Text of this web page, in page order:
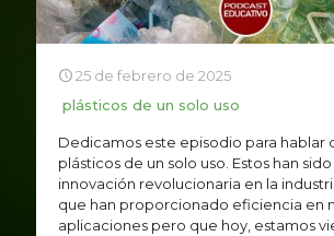
25 de febrero de 2025
plásticos de un solo uso
Dedicamos este episodio para hablar
plásticos de un solo uso. Estos han sido
innovación revolucionaria en la
que han proporcionado eficiencia en
aplicaciones pero que hoy, estamos